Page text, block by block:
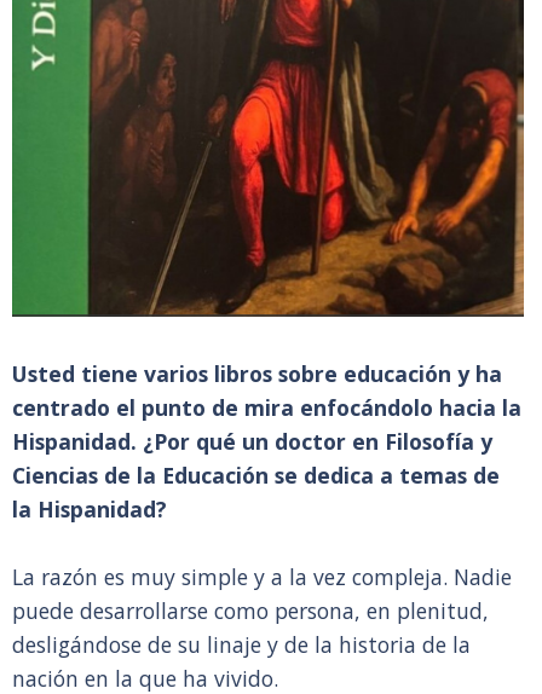
Usted tiene varios libros sobre educación y ha
centrado el punto de mira enfocándolo hacia la
Hispanidad. ¿Por qué un doctor en Filosofía y
Ciencias de la Educación se dedica a temas de
la Hispanidad?
La razón es muy simple y a la vez compleja. Nadie
puede desarrollarse como persona, en plenitud,
desligándose de su linaje y de la historia de la
nación en la que ha vivido.